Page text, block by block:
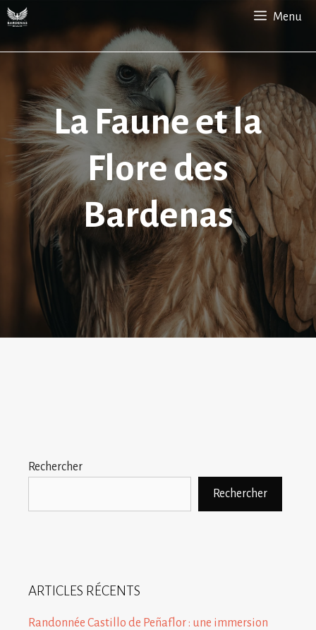
Aller
au
contenu
Menu
La Faune et la
Flore des
Bardenas
Rechercher
Rechercher
ARTICLES RÉCENTS
Randonnée Castillo de Peñaflor : une immersion